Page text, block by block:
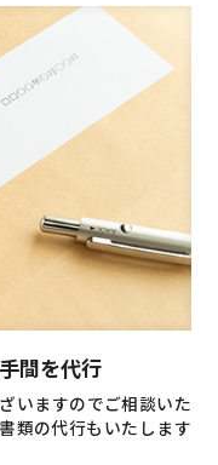
間を代行
いますのでご相談いた
類の代行もいたします